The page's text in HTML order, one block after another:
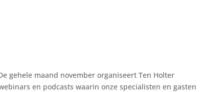
gehele maand november organiseert Ten Holter
en podcasts waarin onze specialisten en gasten